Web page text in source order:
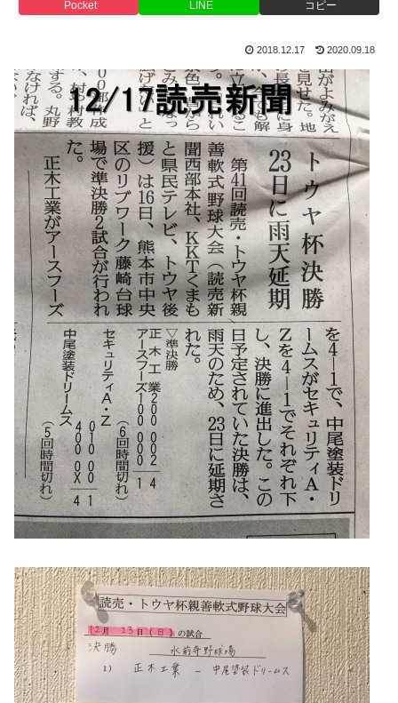
Pocket LINE コピー
2018.12.17 2020.09.18